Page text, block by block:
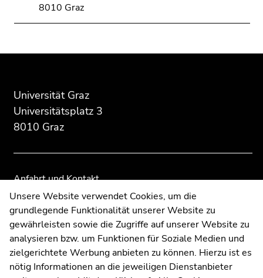
8010 Graz
Seitenbereichs:
Zusatzinformationen:
Universität Graz
Universitätsplatz 3
8010 Graz
Anfahrt und Kontakt
Kommunikation und Öffentlichkeitsarbeit
Moodle
UNIGRAZonline
Impressum
Datenschutzerklärung
Cookie-Einstellungen
Seitenbereichs.
Übersicht
Seitenbereichs.
Übersicht
Unsere Website verwendet Cookies, um die
grundlegende Funktionalität unserer Website zu
gewährleisten sowie die Zugriffe auf unserer Website zu
analysieren bzw. um Funktionen für Soziale Medien und
zielgerichtete Werbung anbieten zu können. Hierzu ist es
nötig Informationen an die jeweiligen Dienstanbieter